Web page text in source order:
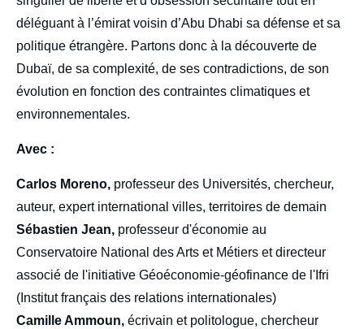
déléguant à l’émirat voisin d’Abu Dhabi sa défense et sa
politique étrangère. Partons donc à la découverte de
Dubaï, de sa complexité, de ses contradictions, de son
évolution en fonction des contraintes climatiques et
environnementales.
Avec :
Carlos Moreno, professeur des Universités, chercheur,
auteur, expert international villes, territoires de demain
Sébastien Jean, professeur d'économie au
Conservatoire National des Arts et Métiers et directeur
associé de l'initiative Géoéconomie-géofinance de l'Ifri
(Institut français des relations internationales)
Camille Ammoun, écrivain et politologue, chercheur